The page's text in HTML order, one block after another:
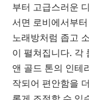
부터 고급스러운
서면 로비에서부
노래방처럼 좁고
이 펼쳐집니다. 각
앤 골드 톤의 인테
작되어 편안함을